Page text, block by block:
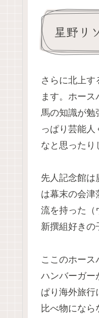
星野リ
さらに北上す
ます。ホー
馬の知識が勉
っぱり芸能
なと思ったり
先人記念館は
は幕末の会津
流を持った（
新撰組好きの
ここのホース
ハンバーガー
ぱり海外旅行
比べ物にな